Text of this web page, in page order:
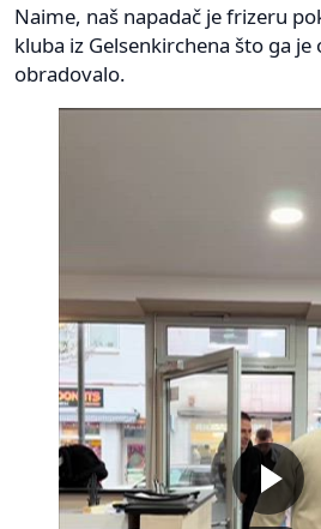
Naime, naš napadač je frizeru
kluba iz Gelsenkirchena što ga je
obradovalo.